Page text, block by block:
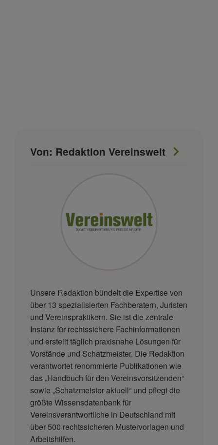
Von: Redaktion Vereinswelt
Unsere Redaktion bündelt die Expertise von
über 13 spezialisierten Fachberatern, Juristen
und Vereinspraktikern. Sie ist die zentrale
Instanz für rechtssichere Fachinformationen
und erstellt täglich praxisnahe Lösungen für
Vorstände und Schatzmeister. Die Redaktion
verantwortet renommierte Publikationen wie
das „Handbuch für den Vereinsvorsitzenden“
sowie „Schatzmeister aktuell“ und pflegt die
größte Wissensdatenbank für
Vereinsverantwortliche in Deutschland mit
über 500 rechtssicheren Mustervorlagen und
Arbeitshilfen.